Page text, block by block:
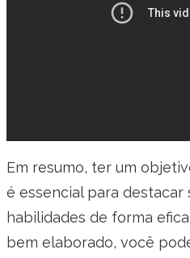
Em resumo, ter um
é essencial para destacar
habilidades de forma
bem elaborado, você